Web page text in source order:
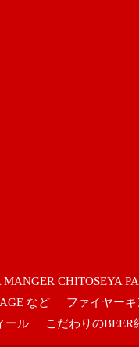
MANGER CHITOSEYA
など
ファイヤー
ール こだわりのBEER